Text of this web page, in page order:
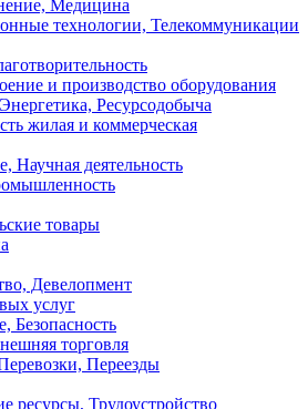
Медицина
технологии, Телекоммуникации
и производство оборудования
Ресурсодобыча
жилая и коммерческая
Научная деятельность
товары
Девелопмент
услуг
Безопасность
торговля
Переезды
ресурсы, Трудоустройство